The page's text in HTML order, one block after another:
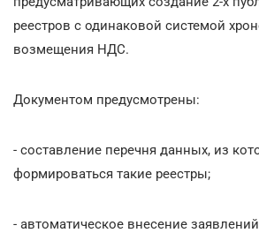
реестров с одинаковой системой
возмещения НДС.
Документом предусмотрены:
- составление перечня данных, из
формироваться такие реестры;
- автоматическое внесение